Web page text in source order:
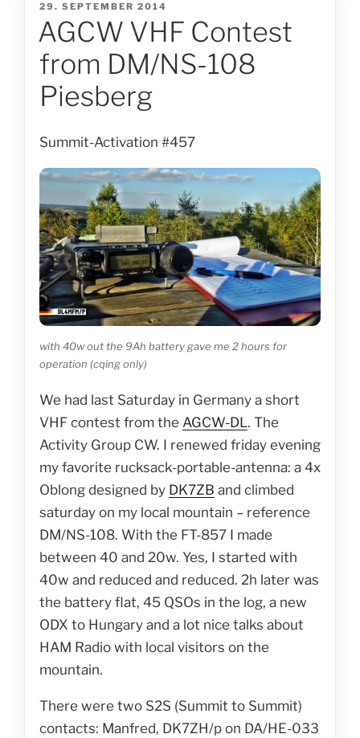
VERÖFFENTLICHT
AM
29. SEPTEMBER 2014
AGCW VHF Contest
from DM/NS-108
Piesberg
Summit-Activation #457
with 40w out the 9Ah battery gave me 2 hours for
operation (cqing only)
We had last Saturday in Germany a short
VHF contest from the AGCW-DL. The
Activity Group CW. I renewed friday evening
my favorite rucksack-portable-antenna: a 4x
Oblong designed by DK7ZB and climbed
saturday on my local mountain – reference
DM/NS-108. With the FT-857 I made
between 40 and 20w. Yes, I started with
40w and reduced and reduced. 2h later was
the battery flat, 45 QSOs in the log, a new
ODX to Hungary and a lot nice talks about
HAM Radio with local visitors on the
mountain.
There were two S2S (Summit to Summit)
contacts: Manfred, DK7ZH/p on DA/HE-033